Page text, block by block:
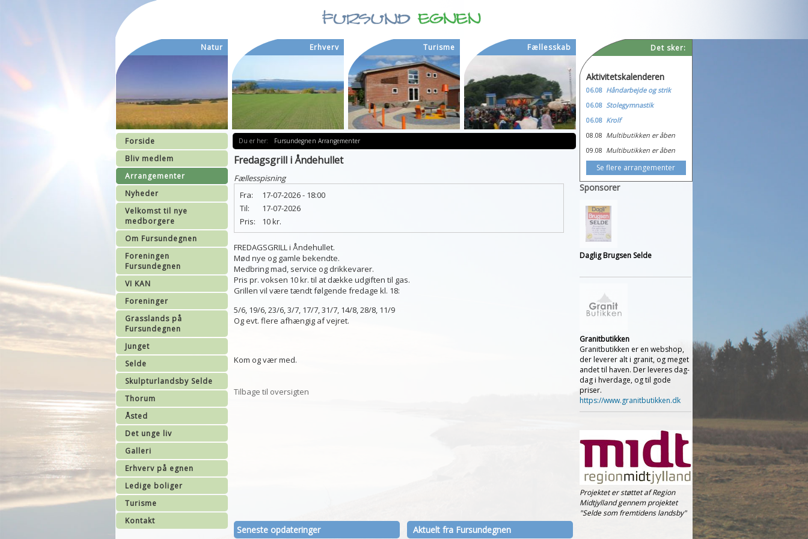
Fredagsgrill i Åndehullet
Fællesspisning
Fra:
17-07-2026 - 18:00
Til:
17-07-2026
Pris:
10 kr.
FREDAGSGRILL i Åndehullet.
Mød nye og gamle bekendte.
Medbring mad, service og drikkevarer.
Pris pr. voksen 10 kr. til at dække udgiften til gas.
Grillen vil være tændt følgende fredage kl. 18:
5/6, 19/6, 23/6, 3/7, 17/7, 31/7, 14/8, 28/8, 11/9
Og evt. flere afhængig af vejret.
Kom og vær med.
Tilbage til oversigten
Forside
Bliv medlem
Arrangementer
Nyheder
Velkomst til nye
medborgere
Om Fursundegnen
Foreningen
Fursundegnen
VI KAN
Foreninger
Grasslands på
Fursundegnen
Junget
Selde
Skulpturlandsby Selde
Thorum
Åsted
Det unge liv
Galleri
Erhverv på egnen
Ledige boliger
Turisme
Kontakt
Du er her: Fursundegnen Arrangementer
Det sker:
Aktivitetskalenderen
06.08 Håndarbejde og strik
06.08 Stolegymnastik
06.08 Krolf
08.08 Multibutikken er åben
09.08 Multibutikken er åben
Se flere arrangementer
Sponsorer
Daglig Brugsen Selde
Granitbutikken
Granitbutikken er en webshop,
der leverer alt i granit, og meget
andet til haven. Der leveres dag-
dag i hverdage, og til gode
priser.
https://www.granitbutikken.dk
Projektet er støttet af Region
Midtjylland gennem projektet
"Selde som fremtidens landsby"
Seneste opdateringer Aktuelt fra Fursundegnen
Natur Erhverv Turisme Fællesskab